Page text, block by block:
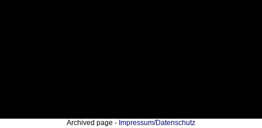
Archived page - Impressum/Datenschutz